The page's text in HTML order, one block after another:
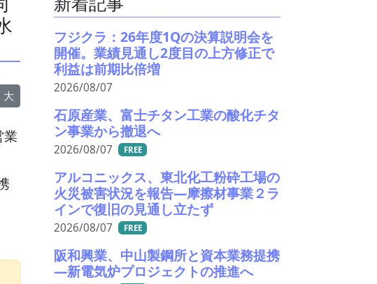
大
業
フジクラ：26年度1Qの決算説明会を
開催。業績見通し2度目の上方修正で
利益は前期比倍増
2026/08/07
石原産業、富士チタン工業の酸化チタ
ン事業から撤退へ
2026/08/07 FREE
アルコニックス、東北化工粉砕工場の
火災被害状況を報告―摩擦材事業２ラ
インで復旧の見通し立たず
2026/08/07 FREE
阪和興業、中山製鋼所と資本業務提携
―新電気炉プロジェクトの推進へ